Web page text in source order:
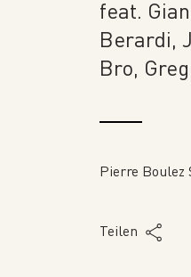
feat.
Berardi,
Bro,
Pierre Boulez
Teilen